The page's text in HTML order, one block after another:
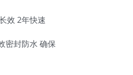
效 2年快速
密封防水 确保